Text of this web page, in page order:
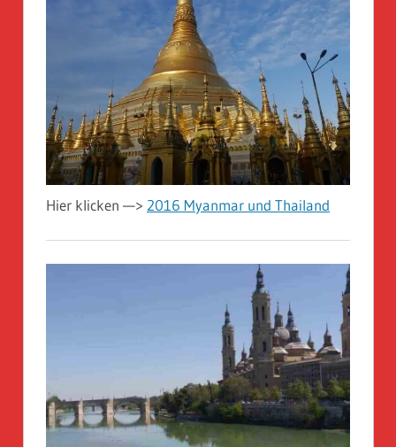
Hier klicken —> 2016 Myanmar und Thailand